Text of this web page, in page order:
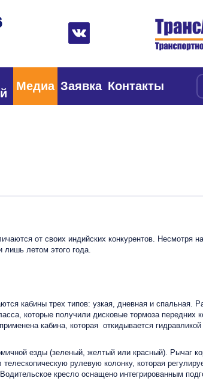
Медиа Заявка Контакты
от своих индийских конкурентов. Несмотря
лишь летом этого года.
кабины трех типов: узкая, дневная и спальная.
которые получили дисковые тормоза передних
кабина, которая откидывается гидравликой
езды (зеленый, желтый или красный). Рычаг
рулевую колонку, которая
кресло оснащено интегрированным